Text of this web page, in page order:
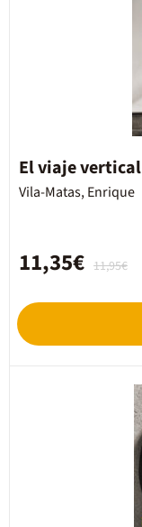
El viaje vertical
Vila-Matas, Enrique
11,95€
11,35€